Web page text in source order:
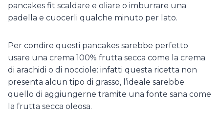
pancakes fit scaldare e oliare o imburrare una
padella e cuocerli qualche minuto per lato.
Per condire questi pancakes sarebbe perfetto
usare una crema 100% frutta secca come la crema
di arachidi o di nocciole: infatti questa ricetta non
presenta alcun tipo di grasso, l’ideale sarebbe
quello di aggiungerne tramite una fonte sana come
la frutta secca oleosa.